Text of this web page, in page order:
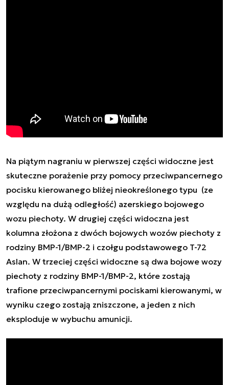
Na piątym nagraniu w pierwszej części widoczne jest
skuteczne porażenie przy pomocy przeciwpancernego
pocisku kierowanego bliżej nieokreślonego typu (ze
względu na dużą odległość) azerskiego bojowego
wozu piechoty. W drugiej części widoczna jest
kolumna złożona z dwóch bojowych wozów piechoty z
rodziny BMP-1/BMP-2 i czołgu podstawowego T-72
Aslan. W trzeciej części widoczne są dwa bojowe wozy
piechoty z rodziny BMP-1/BMP-2, które zostają
trafione przeciwpancernymi pociskami kierowanymi, w
wyniku czego zostają zniszczone, a jeden z nich
eksploduje w wybuchu amunicji.